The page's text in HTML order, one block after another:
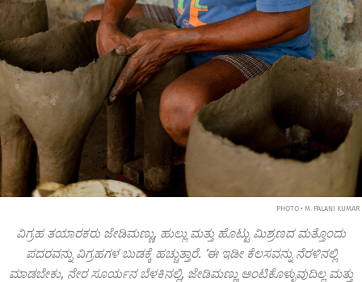
PHOTO • M. PALANI KUMAR
ವಿಗ್ರಹ ತಯಾರಕರು ಜೇಡಿಮಣ್ಣು, ಹುಲ್ಲು ಮತ್ತು ಹೊಟ್ಟು ಮಿಶ್ರಣದ ಮತ್ತೊಂದು
ಪದರವನ್ನು ವಿಗ್ರಹಗಳ ಬುಡಕ್ಕೆ ಹಚ್ಚುತ್ತಾರೆ. ʼಈ ಇಡೀ ಕೆಲಸವನ್ನು ನೆರಳಿನಲ್ಲಿ
ಮಾಡಬೇಕು, ನೇರ ಸೂರ್ಯನ ಬೆಳಕಿನಲ್ಲಿ, ಜೇಡಿಮಣ್ಣು ಅಂಟಿಕೊಳ್ಳುವುದಿಲ್ಲ ಮತ್ತು